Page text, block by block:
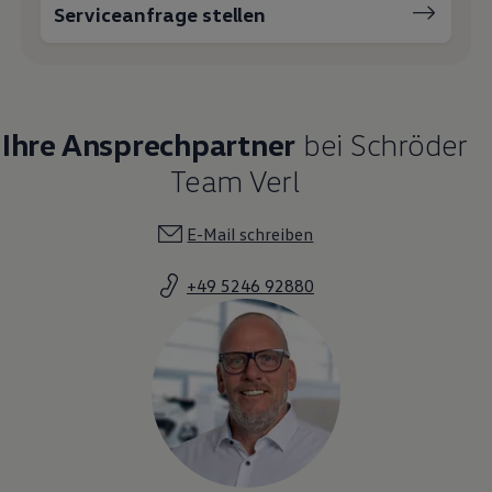
Magazin
Pannen- und Unfallhilfe
Volkswagen Kundenbetreuung
Serviceanfrage stellen
Ihre Ansprechpartner bei Schröder
Team Verl
E-Mail schreiben
+49 5246 92880